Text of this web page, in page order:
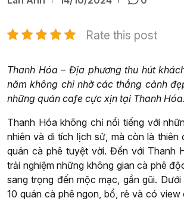
Rate this post
Thanh Hóa – Địa phương thu hút
năm không chỉ nhờ các thắng cảnh
những quán cafe cực xịn tại Thanh Hóa.
Thanh Hóa không chỉ nổi tiếng với
nhiên và di tích lịch sử, mà còn là thiên
quán cà phê tuyệt vời. Đến với Thanh
trải nghiệm những không gian cà phê
sang trọng đến mộc mạc, gần gũi.
10 quán cà phê ngon, bổ, rẻ và có